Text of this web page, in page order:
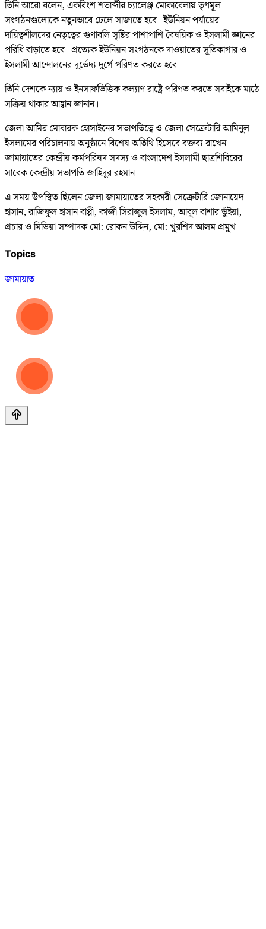
তিনি আরো বলেন, একবিংশ শতাব্দীর চ্যালেঞ্জ মোকাবেলায় তৃণমূল
সংগঠনগুলোকে নতুনভাবে ঢেলে সাজাতে হবে। ইউনিয়ন পর্যায়ের
দায়িত্বশীলদের নেতৃত্বের গুণাবলি সৃষ্টির পাশাপাশি বৈষয়িক ও ইসলামী জ্ঞানের
পরিধি বাড়াতে হবে। প্রত্যেক ইউনিয়ন সংগঠনকে দাওয়াতের সূতিকাগার ও
ইসলামী আন্দোলনের দুর্ভেদ্য দুর্গে পরিণত করতে হবে।
তিনি দেশকে ন্যায় ও ইনসাফভিত্তিক কল্যাণ রাষ্ট্রে পরিণত করতে সবাইকে মাঠে
সক্রিয় থাকার আহ্বান জানান।
জেলা আমির মোবারক হোসাইনের সভাপতিত্বে ও জেলা সেক্রেটারি আমিনুল
ইসলামের পরিচালনায় অনুষ্ঠানে বিশেষ অতিথি হিসেবে বক্তব্য রাখেন
জামায়াতের কেন্দ্রীয় কর্মপরিষদ সদস্য ও বাংলাদেশ ইসলামী ছাত্রশিবিরের
সাবেক কেন্দ্রীয় সভাপতি জাহিদুর রহমান।
এ সময় উপস্থিত ছিলেন জেলা জামায়াতের সহকারী সেক্রেটারি জোনায়েদ
হাসান, রাজিফুল হাসান বাপ্পী, কাজী সিরাজুল ইসলাম, আবুল বাশার ভুঁইয়া,
প্রচার ও মিডিয়া সম্পাদক মো: রোকন উদ্দিন, মো: খুরশিদ আলম প্রমুখ।
Topics
জামায়াত